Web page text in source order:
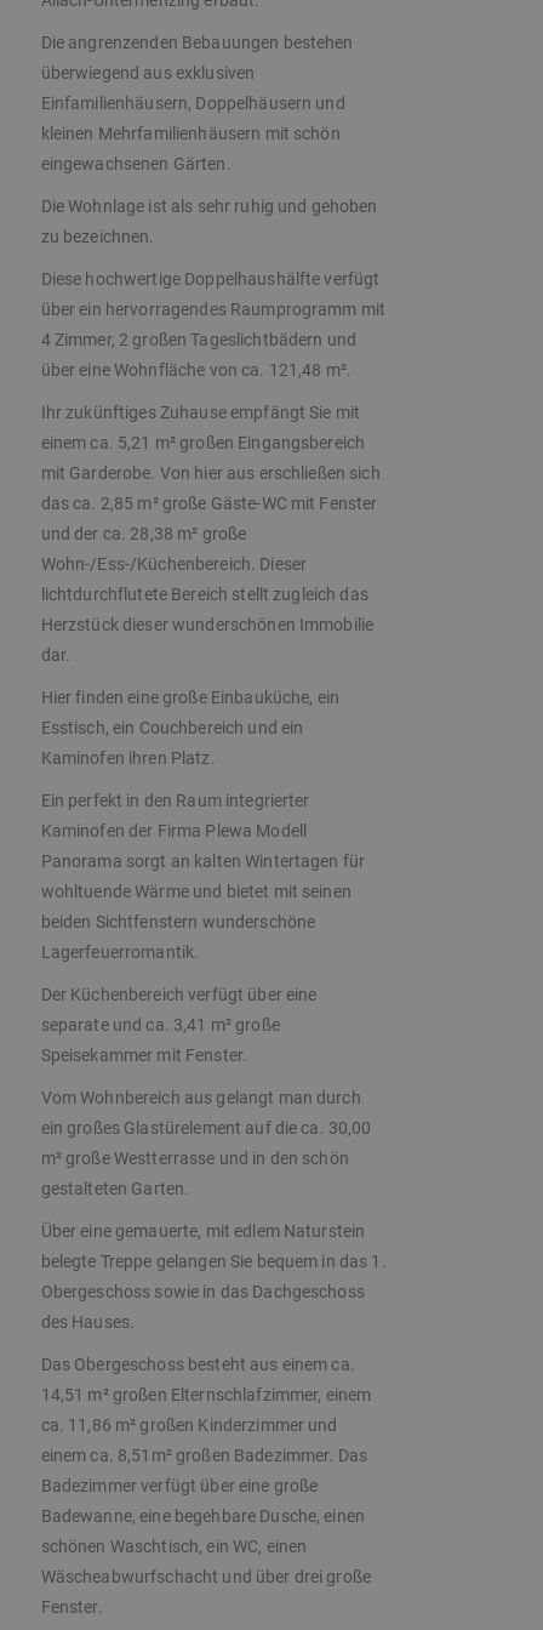
Die angrenzenden Bebauungen bestehen
überwiegend aus exklusiven
Einfamilienhäusern, Doppelhäusern und
kleinen Mehrfamilienhäusern mit schön
eingewachsenen Gärten.
Die Wohnlage ist als sehr ruhig und gehoben
zu bezeichnen.
Diese hochwertige Doppelhaushälfte verfügt
über ein hervorragendes Raumprogramm mit
4 Zimmer, 2 großen Tageslichtbädern und
über eine Wohnfläche von ca. 121,48 m².
Ihr zukünftiges Zuhause empfängt Sie mit
einem ca. 5,21 m² großen Eingangsbereich
mit Garderobe. Von hier aus erschließen sich
das ca. 2,85 m² große Gäste-WC mit Fenster
und der ca. 28,38 m² große
Wohn-/Ess-/Küchenbereich. Dieser
lichtdurchflutete Bereich stellt zugleich das
Herzstück dieser wunderschönen Immobilie
dar.
Hier finden eine große Einbauküche, ein
Esstisch, ein Couchbereich und ein
Kaminofen ihren Platz.
Ein perfekt in den Raum integrierter
Kaminofen der Firma Plewa Modell
Panorama sorgt an kalten Wintertagen für
wohltuende Wärme und bietet mit seinen
beiden Sichtfenstern wunderschöne
Lagerfeuerromantik.
Der Küchenbereich verfügt über eine
separate und ca. 3,41 m² große
Speisekammer mit Fenster.
Vom Wohnbereich aus gelangt man durch
ein großes Glastürelement auf die ca. 30,00
m² große Westterrasse und in den schön
gestalteten Garten.
Über eine gemauerte, mit edlem Naturstein
belegte Treppe gelangen Sie bequem in das 1.
Obergeschoss sowie in das Dachgeschoss
des Hauses.
Das Obergeschoss besteht aus einem ca.
14,51 m² großen Elternschlafzimmer, einem
ca. 11,86 m² großen Kinderzimmer und
einem ca. 8,51m² großen Badezimmer. Das
Badezimmer verfügt über eine große
Badewanne, eine begehbare Dusche, einen
schönen Waschtisch, ein WC, einen
Wäscheabwurfschacht und über drei große
Fenster.